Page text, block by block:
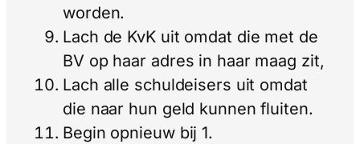
worden.
Lach de KvK uit omdat die met de
BV op haar adres in haar maag zit,
Lach alle schuldeisers uit omdat
die naar hun geld kunnen fluiten.
Begin opnieuw bij 1.